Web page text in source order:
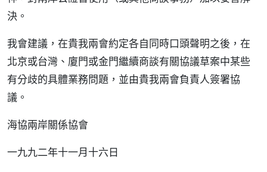
決。
我會建議，在貴我兩會約定各自同時口頭聲明之後，在
北京或台灣、廈門或金門繼續商談有關協議草案中某些
有分歧的具體業務問題，並由貴我兩會負責人簽署協
議。
海協兩岸關係協會
一九九二年十一月十六日